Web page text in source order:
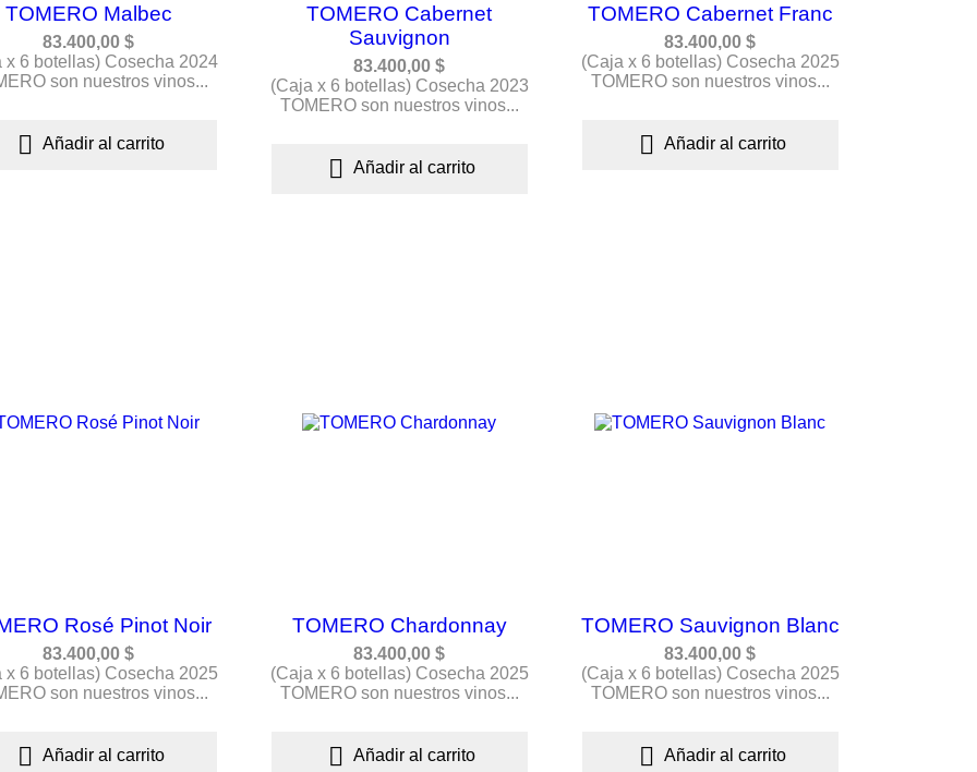
TOMERO Malbec
83.400,00 $
x 6 botellas) Cosecha 2024
son nuestros vinos...
 Añadir al carrito
TOMERO Cabernet
Sauvignon
83.400,00 $
(Caja x 6 botellas) Cosecha 2023
TOMERO son nuestros vinos...
 Añadir al carrito
TOMERO Cabernet Franc
83.400,00 $
(Caja x 6 botellas) Cosecha 2025
TOMERO son nuestros vinos...
 Añadir al carrito
Rosé Pinot Noir
83.400,00 $
x 6 botellas) Cosecha 2025
son nuestros vinos...
 Añadir al carrito
TOMERO Chardonnay
83.400,00 $
(Caja x 6 botellas) Cosecha 2025
TOMERO son nuestros vinos...
 Añadir al carrito
TOMERO Sauvignon Blanc
83.400,00 $
(Caja x 6 botellas) Cosecha 2025
TOMERO son nuestros vinos...
 Añadir al carrito